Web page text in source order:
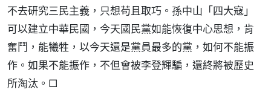
不去研究三民主義，只想苟且取巧。孫中山「四大寇」
可以建立中華民國，今天國民黨如能恢復中心思想，肯
奮鬥，能犧牲，以今天還是黨員最多的黨，如何不能振
作。如果不能振作，不但會被李登輝騙，還終將被歷史
所淘汰。□